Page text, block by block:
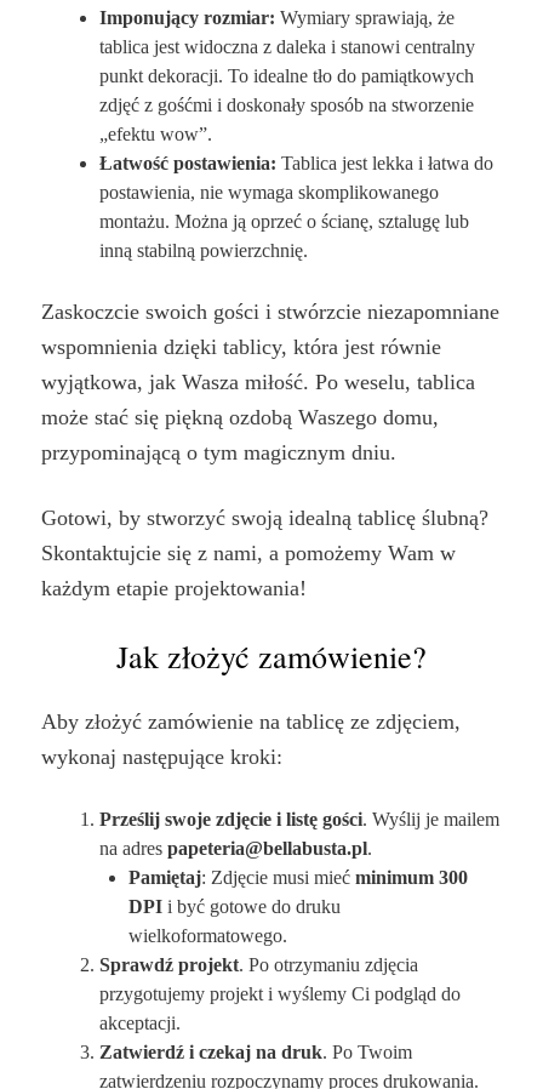
Imponujący rozmiar: Wymiary sprawiają, że
tablica jest widoczna z daleka i stanowi centralny
punkt dekoracji. To idealne tło do pamiątkowych
zdjęć z gośćmi i doskonały sposób na stworzenie
„efektu wow”.
Łatwość postawienia: Tablica jest lekka i łatwa do
postawienia, nie wymaga skomplikowanego
montażu. Można ją oprzeć o ścianę, sztalugę lub
inną stabilną powierzchnię.
Zaskoczcie swoich gości i stwórzcie niezapomniane
wspomnienia dzięki tablicy, która jest równie
wyjątkowa, jak Wasza miłość. Po weselu, tablica
może stać się piękną ozdobą Waszego domu,
przypominającą o tym magicznym dniu.
Gotowi, by stworzyć swoją idealną tablicę ślubną?
Skontaktujcie się z nami, a pomożemy Wam w
każdym etapie projektowania!
Jak złożyć zamówienie?
Aby złożyć zamówienie na tablicę ze zdjęciem,
wykonaj następujące kroki:
Prześlij swoje zdjęcie i listę gości. Wyślij je mailem
na adres papeteria@bellabusta.pl.
Pamiętaj: Zdjęcie musi mieć minimum 300
DPI i być gotowe do druku
wielkoformatowego.
Sprawdź projekt. Po otrzymaniu zdjęcia
przygotujemy projekt i wyślemy Ci podgląd do
akceptacji.
Zatwierdź i czekaj na druk. Po Twoim
zatwierdzeniu rozpoczynamy proces drukowania.